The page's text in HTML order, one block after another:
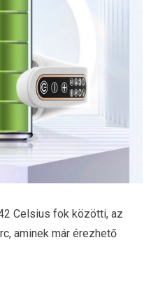
Celsius fok közötti, az
aminek már érezhető